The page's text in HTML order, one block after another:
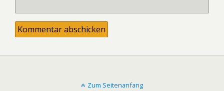
Zum Seitenanfang